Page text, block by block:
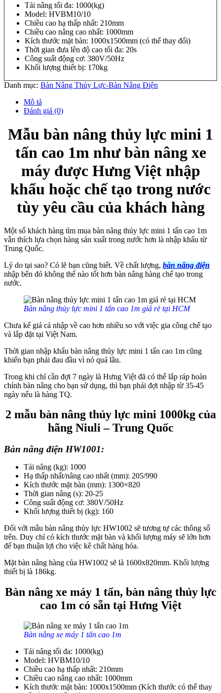
Tải nâng tối đa: 1000(kg)
Model: HVBM10/10
Chiều cao hạ thấp nhất: 210mm
Chiều cao nâng cao nhất: 1000mm
Kích thước mặt bàn: 1000x1500mm (có thể thay đổi)
Thời gian đưa lên độ cao tối đa: 20s
Công suất động cơ: 380V/50Hz
Khối lượng thiết bị: 170kg
Danh mục: Bàn Nâng Thủy Lực-Bàn Nâng Điện
Mô tả
Đánh giá (0)
Mẫu bàn nâng thủy lực mini 1
tấn cao 1m như bàn nâng xe
máy được Hưng Việt nhập
khẩu hoặc chế tạo trong nước
tùy yêu cầu của khách hàng
Một số khách hàng tìm mua bàn nâng thủy lực mini 1 tấn cao 1m
vẫn thích lựa chọn hàng sản xuất trong nước hơn là nhập khẩu từ
Trung Quốc.
Lý do tại sao? Có lẽ bạn cũng biết. Về chất lượng, bàn nâng điện
nhập bên đó không thể nào tốt hơn bàn nâng hàng chế tạo trong
nước.
Bàn nâng thủy lực mini 1 tấn cao 1m giá rẻ tại HCM
Chưa kể giá cả nhập về cao hơn nhiều so với việc gia công chế tạo
và lắp đặt tại Việt Nam.
Thời gian nhập khẩu bàn nâng thủy lực mini 1 tấn cao 1m cũng
khiến bạn phải đau đầu vì nó quá lâu.
Trong khi chỉ cần đợi 7 ngày là Hưng Việt đã có thể lắp ráp hoàn
chỉnh bàn nâng cho bạn sử dụng, thì bạn phải đợi nhập từ 35-45
ngày nếu là hàng TQ.
2 mẫu bàn nâng thủy lực mini 1000kg của
hãng Niuli – Trung Quốc
Bàn nâng điện HW1001:
Tải nâng (kg): 1000
Hạ thấp nhất/nâng cao nhất (mm): 205/990
Kích thước mặt bàn (mm): 1300×820
Thời gian nâng (s): 20-25
Công suất động cơ: 380V/50Hz
Khối lượng thiết bị (kg): 160
Đối với mẫu bàn nâng thủy lực HW1002 sẽ tương tự các thông số
trên. Duy chỉ có kích thước mặt bàn và khối lượng máy sẽ lớn hơn
để bạn thuận lợi cho việc kê chất hàng hóa.
Mặt bàn nâng hàng của HW1002 sẽ là 1600x820mm. Khối lượng
thiết bị là 186kg.
Bàn nâng xe máy 1 tấn, bàn nâng thủy lực
cao 1m có sẵn tại Hưng Việt
Bàn nâng xe máy 1 tấn cao 1m
Tải nâng tối đa: 1000(kg)
Model: HVBM10/10
Chiều cao hạ thấp nhất: 210mm
Chiều cao nâng cao nhất: 1000mm
Kích thước mặt bàn: 1000x1500mm (Kích thước có thể thay